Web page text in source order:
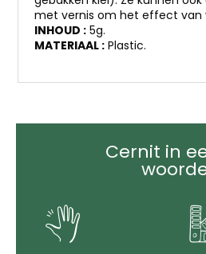
met vernis om het effect van
INHOUD : 5g.
MATERIAAL : Plastic.
Cernit in